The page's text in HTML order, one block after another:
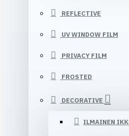
REFLECTIVE
UV WINDOW FILM
PRIVACY FILM
FROSTED
DECORATIVE
ILMAINEN